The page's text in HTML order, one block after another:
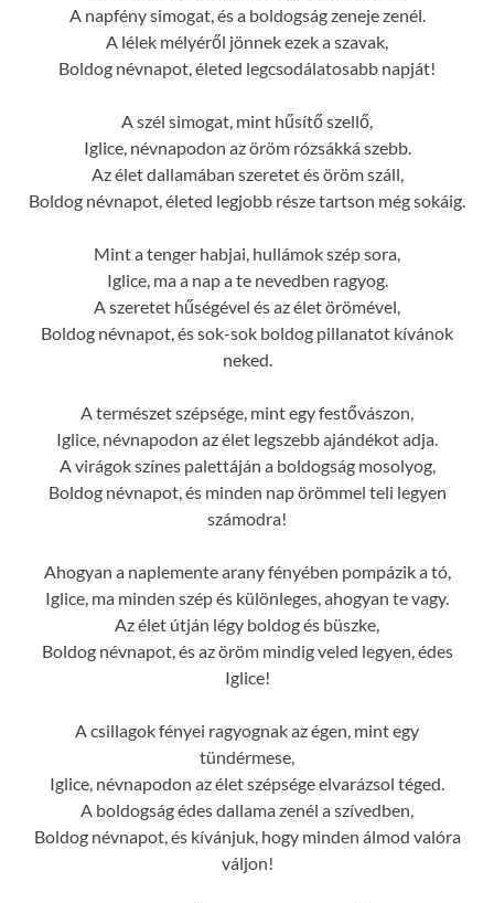
A napfény simogat, és a boldogság zeneje zenél.
A lélek mélyéről jönnek ezek a szavak,
Boldog névnapot, életed legcsodálatosabb napját!
A szél simogat, mint hűsítő szellő,
Iglice, névnapodon az öröm rózsákká szebb.
Az élet dallamában szeretet és öröm száll,
Boldog névnapot, életed legjobb része tartson még sokáig.
Mint a tenger habjai, hullámok szép sora,
Iglice, ma a nap a te nevedben ragyog.
A szeretet hűségével és az élet örömével,
Boldog névnapot, és sok-sok boldog pillanatot kívánok
neked.
A természet szépsége, mint egy festővászon,
Iglice, névnapodon az élet legszebb ajándékot adja.
A virágok színes palettáján a boldogság mosolyog,
Boldog névnapot, és minden nap örömmel teli legyen
számodra!
Ahogyan a naplemente arany fényében pompázik a tó,
Iglice, ma minden szép és különleges, ahogyan te vagy.
Az élet útján légy boldog és büszke,
Boldog névnapot, és az öröm mindig veled legyen, édes
Iglice!
A csillagok fényei ragyognak az égen, mint egy
tündérmese,
Iglice, névnapodon az élet szépsége elvarázsol téged.
A boldogság édes dallama zenél a szívedben,
Boldog névnapot, és kívánjuk, hogy minden álmod valóra
váljon!